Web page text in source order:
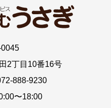
2丁目10番16号
888-9230
〜18:00